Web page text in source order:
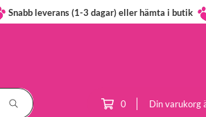
Snabb leverans (1-3 dagar) eller hämta i butik
0 Din varukorg